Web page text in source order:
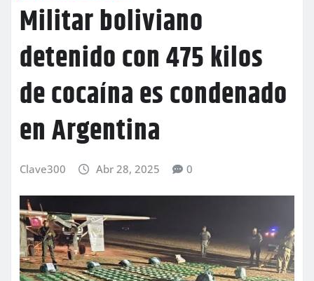
Militar boliviano
detenido con 475 kilos
de cocaína es condenado
en Argentina
Clave300 Abr 28, 2025 0